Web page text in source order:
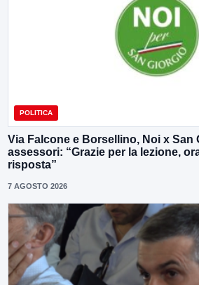
POLITICA
Via Falcone e Borsellino, Noi x San
assessori: “Grazie per la lezione,
risposta”
7 AGOSTO 2026